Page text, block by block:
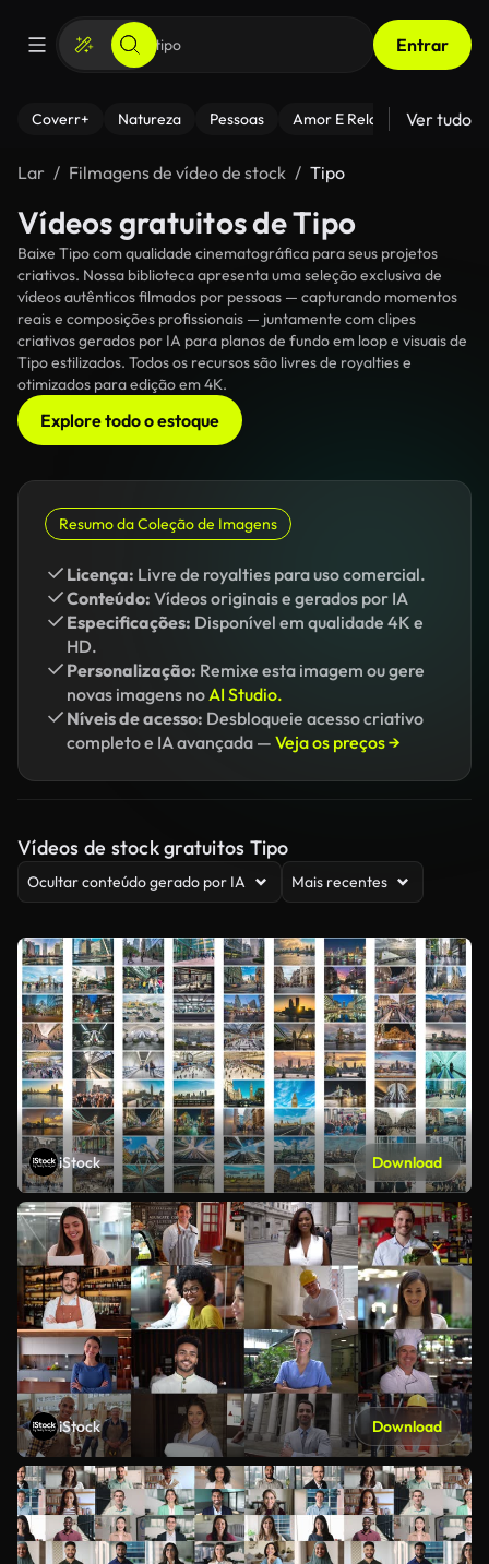
Entrar
Coverr+ Natureza Pessoas Amor E Relacionamentos
Ver tudo
Lar Filmagens de vídeo de stock Tipo
Vídeos gratuitos de Tipo
Baixe Tipo com qualidade cinematográfica para seus projetos
criativos. Nossa biblioteca apresenta uma seleção exclusiva de
vídeos autênticos filmados por pessoas — capturando momentos
reais e composições profissionais — juntamente com clipes
criativos gerados por IA para planos de fundo em loop e visuais de
Tipo estilizados. Todos os recursos são livres de royalties e
otimizados para edição em 4K.
Explore todo o estoque
Resumo da Coleção de Imagens
Licença: Livre de royalties para uso comercial.
Conteúdo: Vídeos originais e gerados por IA
Especificações: Disponível em qualidade 4K e
HD.
Personalização: Remixe esta imagem ou gere
novas imagens noAI Studio.
Níveis de acesso: Desbloqueie acesso criativo
completo e IA avançada — Veja os preços →
Vídeos de stock gratuitos Tipo
Ocultar conteúdo gerado por IA Mais recentes
iStock Download
iStock Download